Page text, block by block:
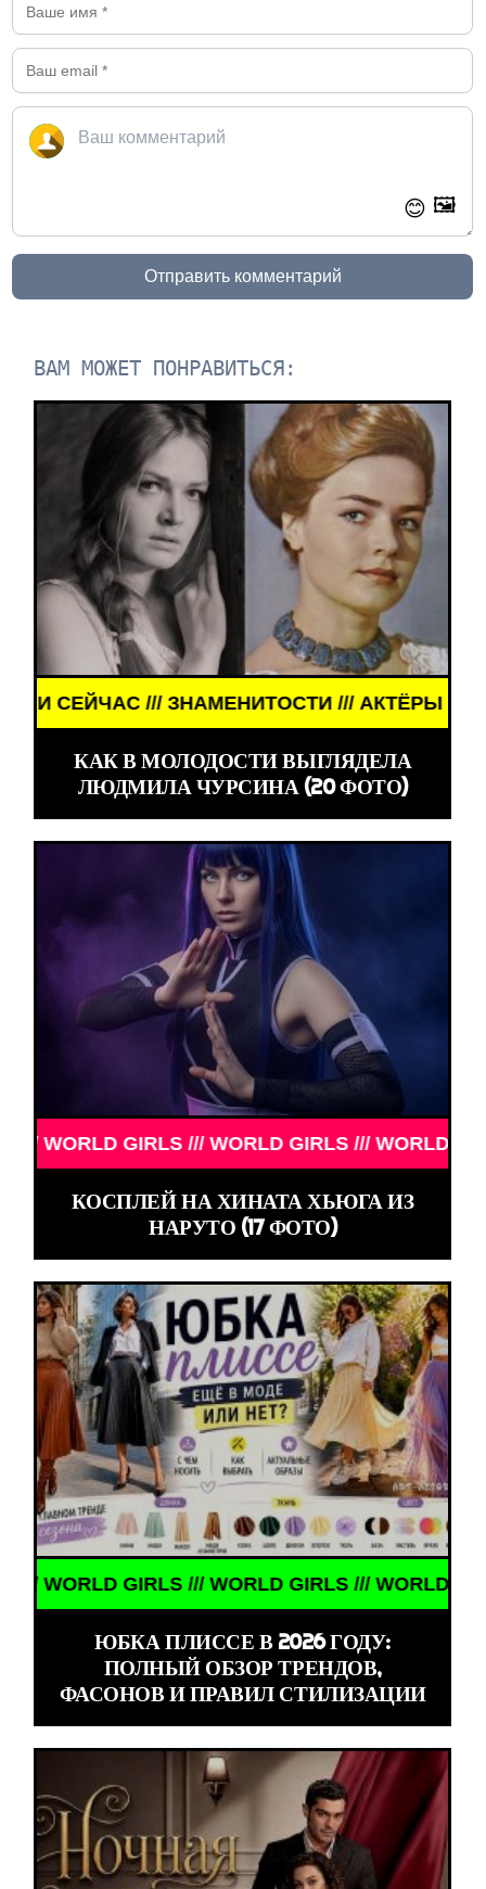
😊 🖼️
Отправить комментарий
ВАМ МОЖЕТ ПОНРАВИТЬСЯ:
/// АКТЁРЫ ТОГДА И СЕЙЧАС
КАК В МОЛОДОСТИ ВЫГЛЯДЕЛА
ЛЮДМИЛА ЧУРСИНА (20 ФОТО)
GIRLS /// WORLD GIRLS /// WORLD GIRLS ///
КОСПЛЕЙ НА ХИНАТА ХЬЮГА ИЗ
НАРУТО (17 ФОТО)
GIRLS /// WORLD GIRLS /// WORLD GIRLS ///
ЮБКА ПЛИССЕ В 2026 ГОДУ:
ПОЛНЫЙ ОБЗОР ТРЕНДОВ,
ФАСОНОВ И ПРАВИЛ СТИЛИЗАЦИИ